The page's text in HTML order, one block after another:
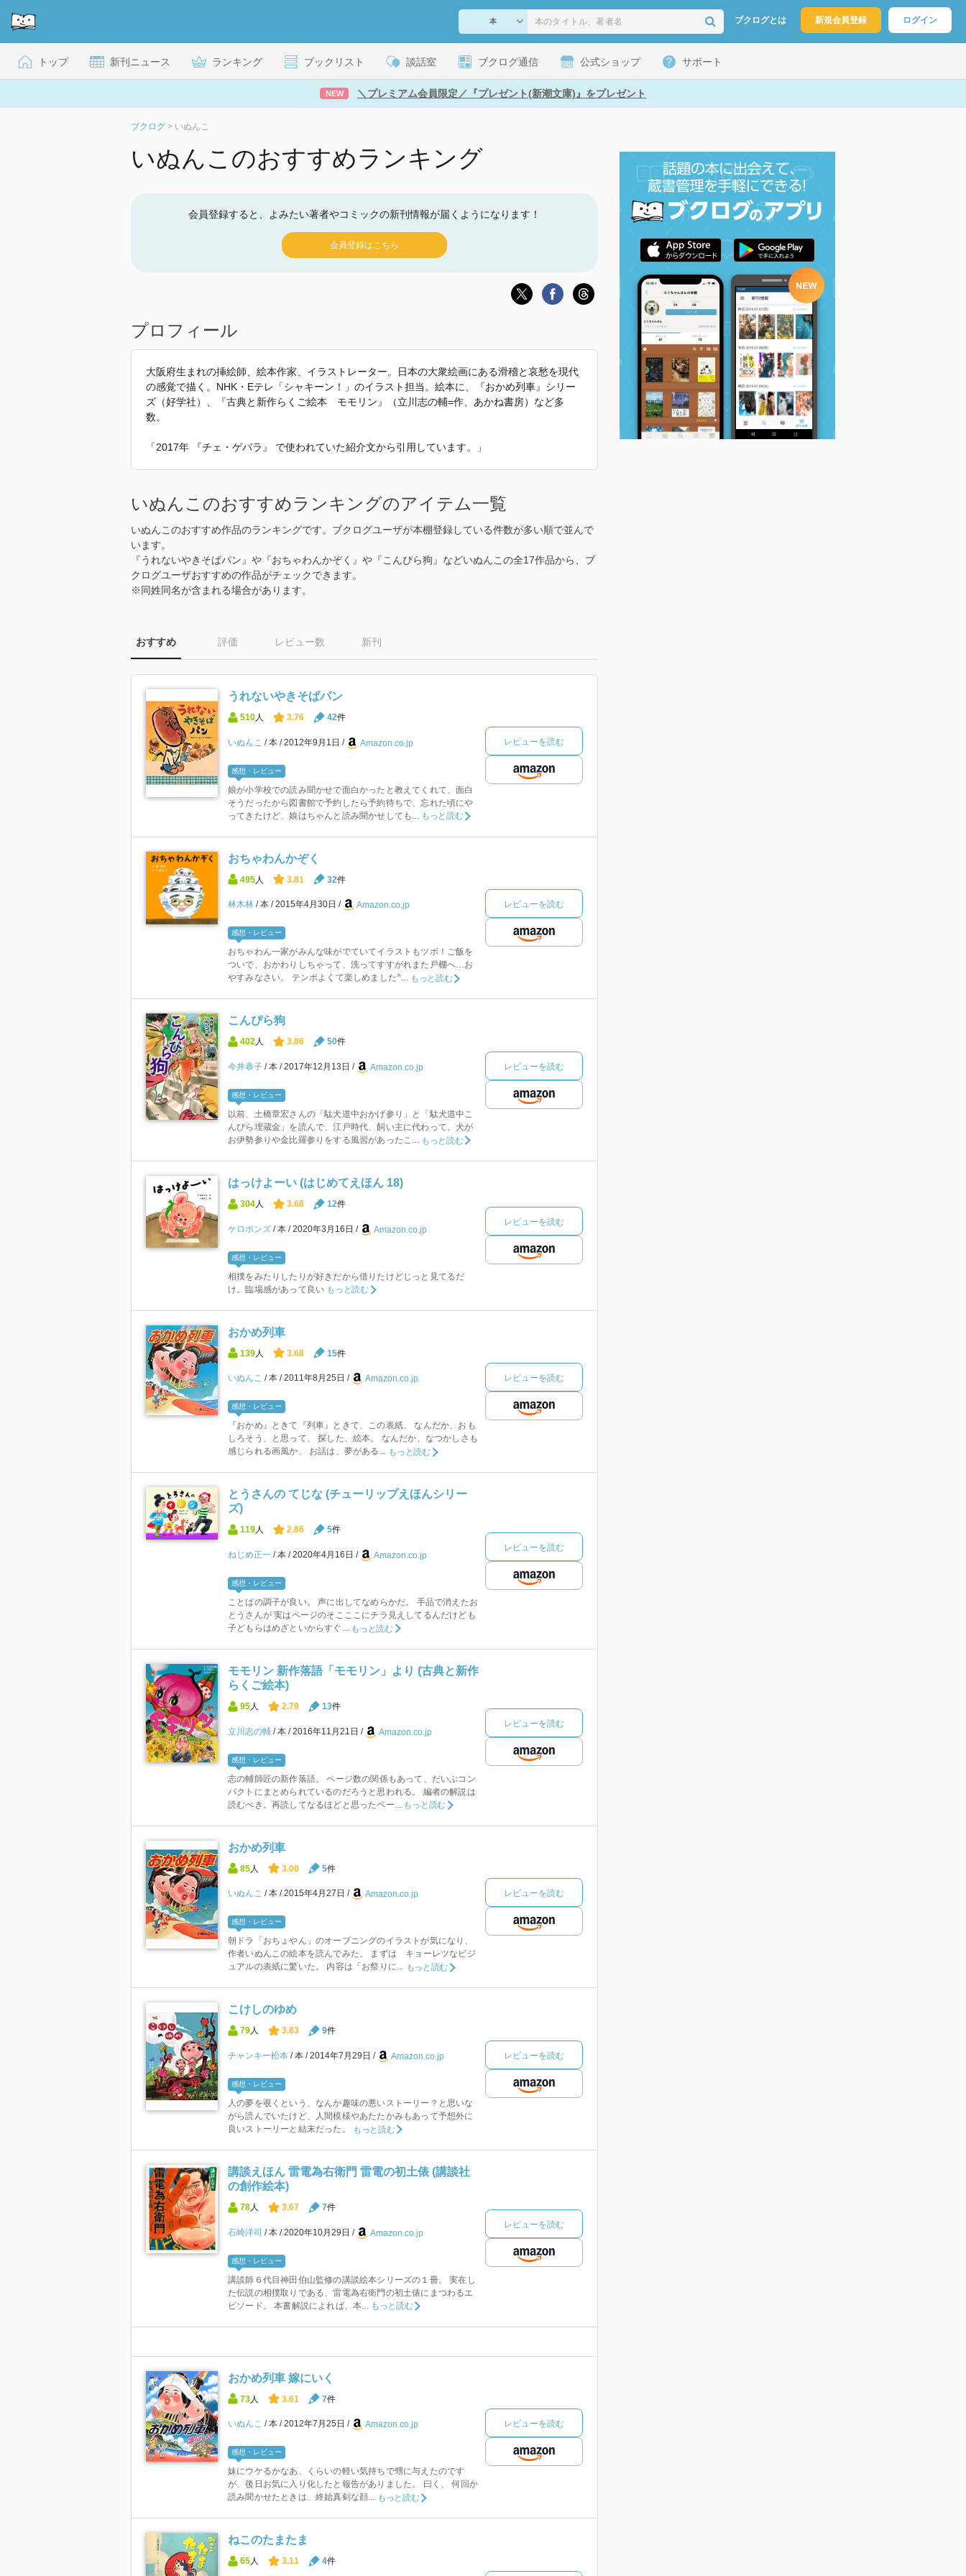
ブクログとは 新規会員登録 ログイン
トップ 新刊ニュース ランキング ブックリスト 談話室 ブクログ通信 公式ショップ サポート
NEW ＼プレミアム会員限定／『プレゼント(新潮文庫)』をプレゼント
ブクログ > いぬんこ
いぬんこのおすすめランキング
会員登録すると、よみたい著者やコミックの新刊情報が届くようになります！
会員登録はこちら
プロフィール
大阪府生まれの挿絵師、絵本作家、イラストレーター。日本の大衆絵画にある滑稽と哀愁を現代
の感覚で描く。NHK・Eテレ「シャキーン！」のイラスト担当。絵本に、『おかめ列車』シリー
ズ（好学社）、『古典と新作らくご絵本 モモリン』（立川志の輔=作、あかね書房）など多
数。
「2017年 『チェ・ゲバラ』 で使われていた紹介文から引用しています。」
いぬんこのおすすめランキングのアイテム一覧
いぬんこのおすすめ作品のランキングです。ブクログユーザが本棚登録している件数が多い順で並んで
います。
『うれないやきそばパン』や『おちゃわんかぞく』や『こんぴら狗』などいぬんこの全17作品から、ブ
クログユーザおすすめの作品がチェックできます。
※同姓同名が含まれる場合があります。
おすすめ 評価 レビュー数 新刊
うれないやきそばパン
510人 3.76 42件
いぬんこ 本 2012年9月1日 Amazon.co.jp
感想・レビュー
娘が小学校での読み聞かせで面白かったと教えてくれて、面白
そうだったから図書館で予約したら予約待ちで、忘れた頃にや
ってきたけど、娘はちゃんと読み聞かせしても...
もっと読む
レビューを読む
おちゃわんかぞく
495 人 3.81 32件
林木林 本 2015年4月30日 Amazon.co.jp
感想・レビュー
おちゃわん一家がみんな味がでていてイラストもツボ！ご飯を
ついで、おかわりしちゃって、洗ってすすがれまた戸棚へ…お
やすみなさい。 テンポよくて楽しめました^... もっと読む
レビューを読む
こんぴら狗
402人 3.86 50件
今井恭子 本 2017年12月13日 Amazon.co.jp
感想・レビュー
以前、土橋章宏さんの「駄犬道中おかげ参り」と「駄犬道中こ
んぴら埋蔵金」を読んで、江戸時代、飼い主に代わって、犬が
お伊勢参りや金比羅参りをする風習があったこ... もっと読む
レビューを読む
はっけよーい (はじめてえほん 18)
304 人 3.68 12件
ケロポンズ 本 2020年3月16日 Amazon.co.jp
感想・レビュー
相撲をみたりしたりが好きだから借りたけどじっと見てるだ
け。臨場感があって良い もっと読む
レビューを読む
おかめ列車
139 人 3.68 15件
いぬんこ 本 2011年8月25日 Amazon.co.jp
感想・レビュー
『おかめ』ときて『列車』ときて、この表紙、 なんだか、おも
しろそう、と思って、 探した、絵本。 なんだか、なつかしさも
感じられる画風か、 お話は、夢がある... もっと読む
レビューを読む
とうさんの てじな (チューリップえほんシリー
ズ)
119人 2.86 5件
ねじめ正一 本 2020年4月16日 Amazon.co.jp
感想・レビュー
ことばの調子が良い。 声に出してなめらかだ。 手品で消えたお
とうさんが 実はページのそこここにチラ見えしてるんだけども
子どもらはめざといからすぐ... もっと読む
レビューを読む
モモリン 新作落語「モモリン」より (古典と新作
らくご絵本)
95 人 2.79 13件
立川志の輔 本 2016年11月21日 Amazon.co.jp
感想・レビュー
志の輔師匠の新作落語。 ページ数の関係もあって、だいぶコン
パクトにまとめられているのだろうと思われる。 編者の解説は
読むべき。再読してなるほどと思ったペー...
もっと読む
レビューを読む
おかめ列車
85 人 3.00 5件
いぬんこ 本 2015年4月27日 Amazon.co.jp
感想・レビュー
朝ドラ「おちょやん」のオープニングのイラストが気になり、
作者いぬんこの絵本を読んでみた。 まずは キョーレツなビジ
ュアルの表紙に驚いた。 内容は「お祭りに... もっと読む
レビューを読む
こけしのゆめ
79人 3.83 9件
チャンキー松本 本 2014年7月29日 Amazon.co.jp
感想・レビュー
人の夢を覗くという、なんか趣味の悪いストーリー？と思いな
がら読んでいたけど、人間模様やあたたかみもあって予想外に
良いストーリーと結末だった。
もっと読む
レビューを読む
講談えほん 雷電為右衛門 雷電の初土俵 (講談社
の創作絵本)
78 人 3.67 7件
石崎洋司 本 2020年10月29日 Amazon.co.jp
感想・レビュー
講談師６代目神田伯山監修の講談絵本シリーズの１冊。 実在し
た伝説の相撲取りである、雷電為右衛門の初土俵にまつわるエ
ピソード。 本書解説によれば、本...
もっと読む
レビューを読む
おかめ列車 嫁にいく
73 人 3.61 7件
いぬんこ 本 2012年7月25日 Amazon.co.jp
感想・レビュー
妹にウケるかなあ、くらいの軽い気持ちで甥に与えたのです
が、後日お気に入り化したと報告がありました。 曰く、 何回か
読み聞かせたときは、終始真剣な顔... もっと読む
レビューを読む
ねこのたまたま
65人 3.11 4件